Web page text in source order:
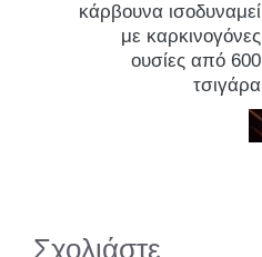
κάρβουνα ισοδυναμεί
με καρκινογόνες
ουσίες από 600
τσιγάρα
Σχολιάστε